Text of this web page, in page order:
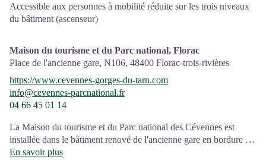
Sur place : expositions temporaires, animations au départ du site
et boutique
Accessible aux personnes à mobilité réduite sur les trois niveaux
du bâtiment (ascenseur)
Maison du tourisme et du Parc national, Florac
Place de l'ancienne gare, N106, 48400 Florac-trois-rivières
https://www.cevennes-gorges-du-tarn.com
info@cevennes-parcnational.fr
04 66 45 01 14
La Maison du tourisme et du Parc national des Cévennes est
installée dans le bâtiment renové de l'ancienne gare en bordure de
la N106. C'est un espace , d’accueil, d'information et de
En savoir plus